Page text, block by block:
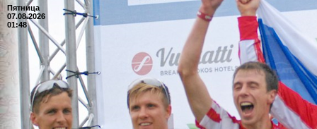
Пятница
07.08.2026
01:48